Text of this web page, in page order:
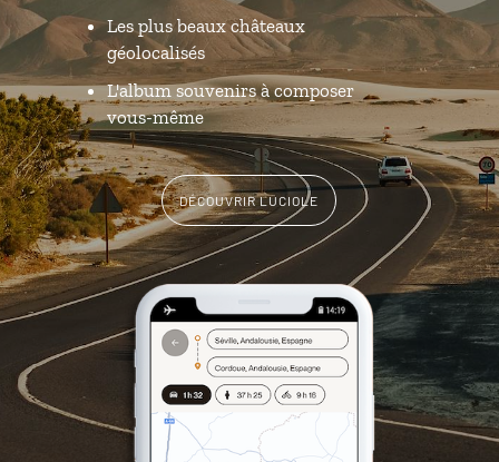
Les plus beaux châteaux
géolocalisés
L'album souvenirs à composer
vous-même
DÉCOUVRIR LUCIOLE